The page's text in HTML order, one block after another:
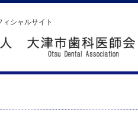
シャルサイト